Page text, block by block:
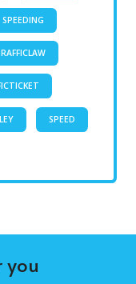
SPEEDING
SPEED
you